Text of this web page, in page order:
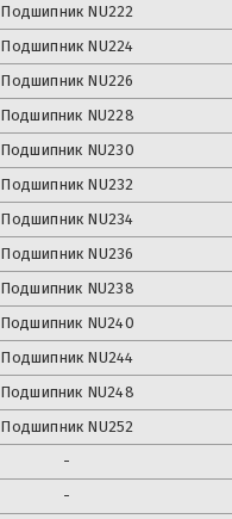
Подшипник NU222
Подшипник NU224
Подшипник NU226
Подшипник NU228
Подшипник NU230
Подшипник NU232
Подшипник NU234
Подшипник NU236
Подшипник NU238
Подшипник NU240
Подшипник NU244
Подшипник NU248
Подшипник NU252
-
-